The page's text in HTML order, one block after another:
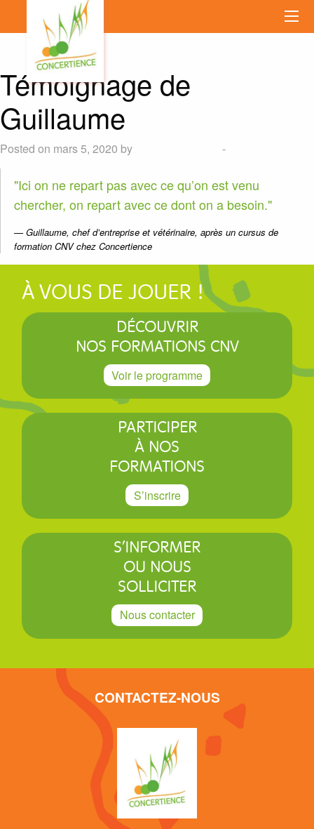
Témoignage de
Guillaume
Posted on mars 5, 2020 by -
Ici on ne repart pas avec ce qu’on est venu
chercher, on repart avec ce dont on a besoin.
Guillaume, chef d’entreprise et vétérinaire, après un cursus de
formation CNV chez Concertience
À VOUS DE JOUER !
DÉCOUVRIR
NOS FORMATIONS CNV
Voir le programme
PARTICIPER
À NOS
FORMATIONS
S’inscrire
S’INFORMER
OU NOUS
SOLLICITER
Nous contacter
CONTACTEZ-NOUS